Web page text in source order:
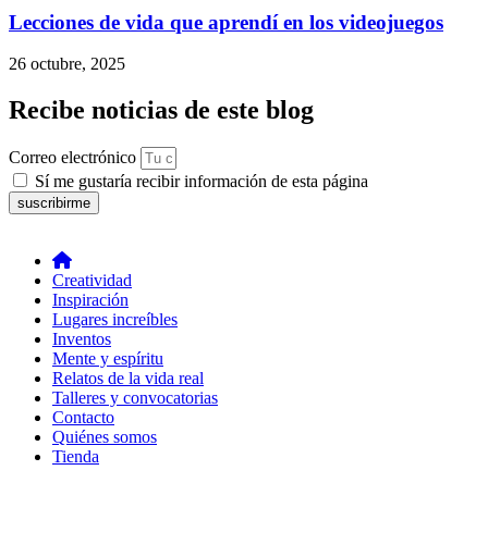
Lecciones de vida que aprendí en los videojuegos
26 octubre, 2025
Recibe noticias de este blog
Correo electrónico
Sí me gustaría recibir información de esta página
suscribirme
Creatividad
Inspiración
Lugares increíbles
Inventos
Mente y espíritu
Relatos de la vida real
Talleres y convocatorias
Contacto
Quiénes somos
Tienda